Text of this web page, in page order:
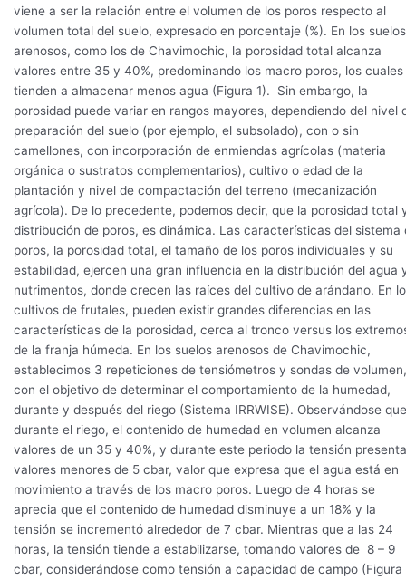
viene a ser la relación entre el volumen de los poros respecto al
volumen total del suelo, expresado en porcentaje (%). En los suelos
arenosos, como los de Chavimochic, la porosidad total alcanza
valores entre 35 y 40%, predominando los macro poros, los cuales
tienden a almacenar menos agua (Figura 1). Sin embargo, la
porosidad puede variar en rangos mayores, dependiendo del nivel
preparación del suelo (por ejemplo, el subsolado), con o sin
camellones, con incorporación de enmiendas agrícolas (materia
orgánica o sustratos complementarios), cultivo o edad de la
plantación y nivel de compactación del terreno (mecanización
agrícola). De lo precedente, podemos decir, que la porosidad total
distribución de poros, es dinámica. Las características del sistema
poros, la porosidad total, el tamaño de los poros individuales y su
estabilidad, ejercen una gran influencia en la distribución del agua
nutrimentos, donde crecen las raíces del cultivo de arándano. En
cultivos de frutales, pueden existir grandes diferencias en las
características de la porosidad, cerca al tronco versus los
de la franja húmeda. En los suelos arenosos de Chavimochic,
establecimos 3 repeticiones de tensiómetros y sondas de volumen,
con el objetivo de determinar el comportamiento de la humedad,
durante y después del riego (Sistema IRRWISE). Observándose que
durante el riego, el contenido de humedad en volumen alcanza
valores de un 35 y 40%, y durante este periodo la tensión presenta
valores menores de 5 cbar, valor que expresa que el agua está en
movimiento a través de los macro poros. Luego de 4 horas se
aprecia que el contenido de humedad disminuye a un 18% y la
tensión se incrementó alrededor de 7 cbar. Mientras que a las 24
horas, la tensión tiende a estabilizarse, tomando valores de 8 – 9
cbar, considerándose como tensión a capacidad de campo (Figura